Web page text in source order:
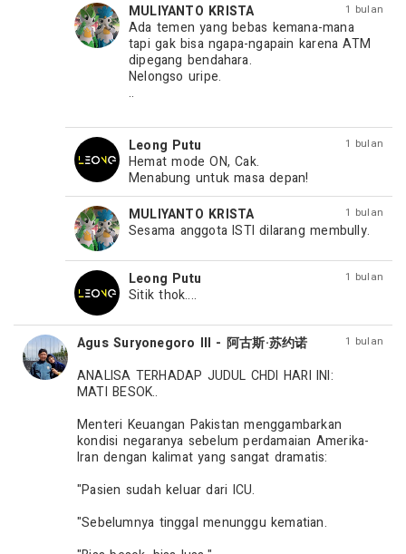
1 bulan
MULIYANTO KRISTA
Ada temen yang bebas kemana-mana
tapi gak bisa ngapa-ngapain karena ATM
dipegang bendahara.
Nelongso uripe.
..
1 bulan
Leong Putu
Hemat mode ON, Cak.
Menabung untuk masa depan!
1 bulan
MULIYANTO KRISTA
1 bulan
Leong Putu
Sitik thok....
1 bulan
Agus Suryonegoro III - 阿古斯·苏约诺
ANALISA TERHADAP JUDUL CHDI HARI INI:
MATI BESOK..
Menteri Keuangan Pakistan menggambarkan
kondisi negaranya sebelum perdamaian Amerika-
Iran dengan kalimat yang sangat dramatis:
"Pasien sudah keluar dari ICU.
"Sebelumnya tinggal menunggu kematian.